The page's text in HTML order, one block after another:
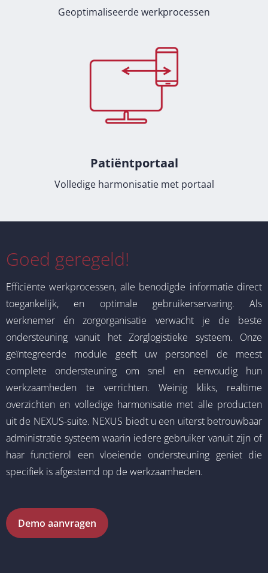
Geoptimaliseerde werkprocessen
Patiëntportaal
Volledige harmonisatie met portaal
Goed geregeld!
Efficiënte werkprocessen, alle benodigde informatie direct
toegankelijk, en optimale gebruikerservaring. Als
werknemer én zorgorganisatie verwacht je de beste
ondersteuning vanuit het Zorglogistieke systeem. Onze
geïntegreerde module geeft uw personeel de meest
complete ondersteuning om snel en eenvoudig hun
werkzaamheden te verrichten. Weinig kliks, realtime
overzichten en volledige harmonisatie met alle producten
uit de NEXUS-suite. NEXUS biedt u een uiterst betrouwbaar
administratie systeem waarin iedere gebruiker vanuit zijn of
haar functierol een vloeiende ondersteuning geniet die
specifiek is afgestemd op de werkzaamheden.
Demo aanvragen